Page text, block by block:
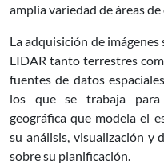
amplia variedad de áreas
La adquisición de
LIDAR tanto terrestres
fuentes de datos
los que se trabaja
geográfica que modela el
su análisis, visualización y
sobre su planificación.